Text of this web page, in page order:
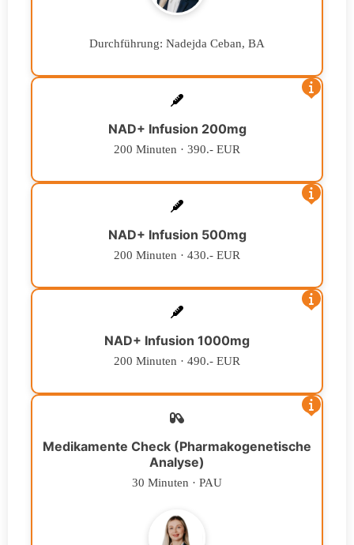
Durchführung: Nadejda Ceban, BA
NAD+ Infusion 200mg
200 Minuten · 390.- EUR
NAD+ Infusion 500mg
200 Minuten · 430.- EUR
NAD+ Infusion 1000mg
200 Minuten · 490.- EUR
Medikamente Check (Pharmakogenetische
Analyse)
30 Minuten · PAU